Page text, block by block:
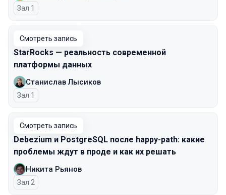
Зал 1
Смотреть запись
StarRocks — реальность современной
платформы данных
Станислав Лысиков
Зал 1
Смотреть запись
Debezium и PostgreSQL после happy-path: какие
проблемы ждут в проде и как их решать
Никита Рьянов
Зал 2